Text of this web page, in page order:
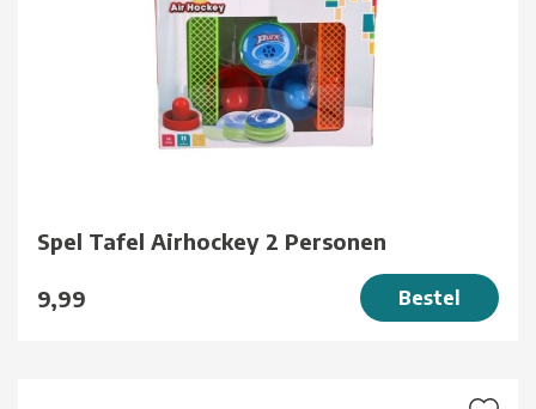
Spel Tafel Airhockey 2 Personen
9,99 Bestel